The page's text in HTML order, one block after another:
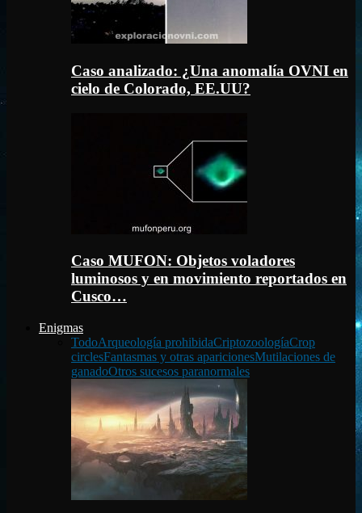
Caso analizado: ¿Una anomalía OVNI en
cielo de Colorado, EE.UU?
Caso MUFON: Objetos voladores
luminosos y en movimiento reportados en
Cusco…
Enigmas
TodoArqueología prohibidaCriptozoologíaCrop
circlesFantasmas y otras aparicionesMutilaciones de
ganadoOtros sucesos paranormales